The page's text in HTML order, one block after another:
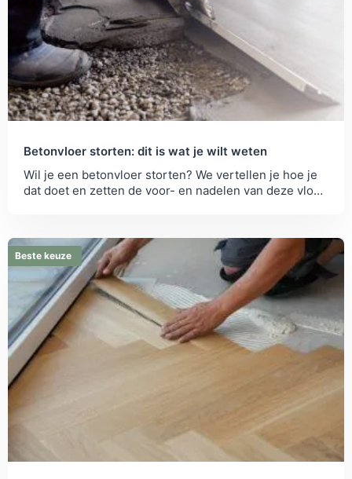
Betonvloer storten: dit is wat je wilt weten
Wil je een betonvloer storten? We vertellen je hoe je
dat doet en zetten de voor- en nadelen van deze vloer
Beste keuze